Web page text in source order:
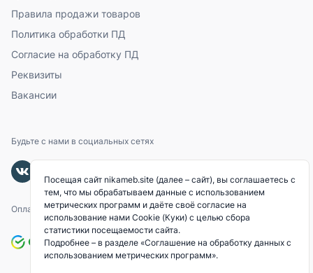
Правила продажи товаров
Политика обработки ПД
Согласие на обработку ПД
Реквизиты
Вакансии
Будьте с нами в социальных сетях
Оплачивайте с помощью
Посещая сайт nikameb.site (далее – сайт), вы соглашаетесь с
тем, что мы обрабатываем данные с использованием
метрических программ и даёте своё согласие на
использование нами Cookie (Куки) с целью сбора
статистики посещаемости сайта.
Подробнее – в разделе «Соглашение на обработку данных с
использованием метрических программ».